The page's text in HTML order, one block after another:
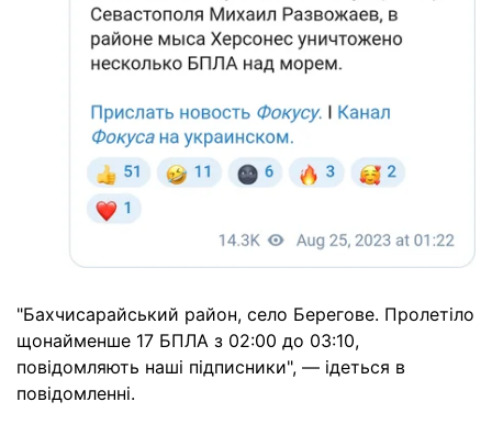
"Бахчисарайський район, село Берегове. Пролетіло
щонайменше 17 БПЛА з 02:00 до 03:10,
повідомляють наші підписники", — ідеться в
повідомленні.